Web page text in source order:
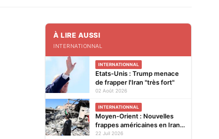
À LIRE AUSSI
INTERNATIONNAL
INTERNATIONNAL
Etats-Unis : Trump menace
de frapper l'Iran "très fort"
02 Août 2026
INTERNATIONNAL
Moyen-Orient : Nouvelles
frappes américaines en Iran,
Trump n'en a "pas fini du
22 Juil 2026